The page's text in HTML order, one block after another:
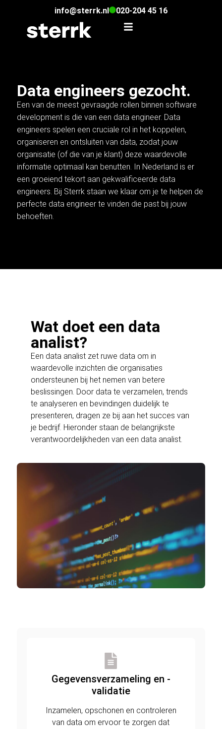
info@sterrk.nl 020-204 45 16
Data engineers gezocht.
Een van de meest gevraagde rollen binnen software
development is die van een data engineer. Data
engineers spelen een cruciale rol in het koppelen,
organiseren en ontsluiten van data, zodat jouw
organisatie (of die van je klant) deze waardevolle
informatie optimaal kan benutten. In Nederland is er
een groeiend tekort aan gekwalificeerde data
engineers. Bij Sterrk staan we klaar om je te helpen de
perfecte data engineer te vinden die past bij jouw
behoeften.
Wat doet een data
analist?
Een data analist zet ruwe data om in
waardevolle inzichten die organisaties
ondersteunen bij het nemen van betere
beslissingen. Door data te verzamelen, trends
te analyseren en bevindingen duidelijk te
presenteren, dragen ze bij aan het succes van
je bedrijf. Hieronder staan de belangrijkste
verantwoordelijkheden van een data analist.
Gegevensverzameling en -
validatie
Inzamelen, opschonen en controleren
van data om ervoor te zorgen dat